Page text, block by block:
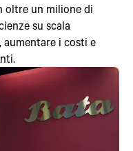
oltre un milione di
su scala
aumentare i costi e